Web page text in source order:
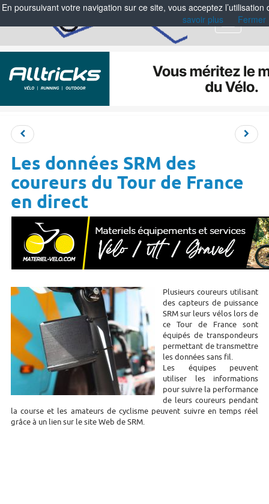
Menu
Les données SRM des
coureurs du Tour de France
en direct
Plusieurs coureurs utilisant
des capteurs de puissance
SRM sur leurs vélos lors de
ce Tour de France sont
équipés de transpondeurs
permettant de transmettre
les données sans fil.
Les équipes peuvent
utiliser les informations
pour suivre la performance
de leurs coureurs pendant
la course et les amateurs de cyclisme peuvent suivre en temps réel
grâce à un lien sur le site Web de SRM.
En poursuivant votre navigation sur ce site, vous acceptez
savoir plus
Fermer